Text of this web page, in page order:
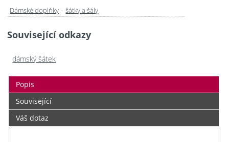
Dámské doplňky -šátky a šály
Související odkazy
dámský šátek
Popis
Související
Váš dotaz